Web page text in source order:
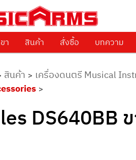
Arms
ดนตรีทุกชนิด ตั้งแต่เริ่มต้นถึงมืออาชีพ
content
า สินค้า สั่งซื้อ บทความ
สินค้า > เครื่องดนตรี Musical
>
DS640BB